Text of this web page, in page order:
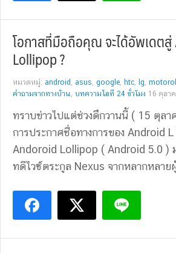
โอกาสที่มือถือคุณ จะได้อัพเดต
Lollipop ?
หมวดหมู่: android , asus, google, htc, lg,
คำถามจากทางบ้าน, บทความไอที 24 ชั่วโมง 16 ตุลา
ทราบข่าวไปแต่ช่วงดึกวานนี้ ( 15 ตุลา
การประกาศชื่อทางการของ Android
Andoroid Lollipop ( Android 5.0 )
ทดีไวซ์ตระกูล Nexus จากหลากหลาย